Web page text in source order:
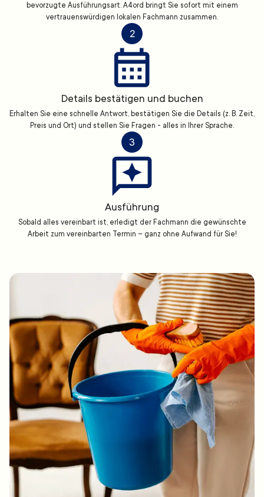
bevorzugte Ausführungsart. A4ord bringt Sie sofort mit einem
vertrauenswürdigen lokalen Fachmann zusammen.
2
Details bestätigen und buchen
Erhalten Sie eine schnelle Antwort, bestätigen Sie die Details (z. B. Zeit,
Preis und Ort) und stellen Sie Fragen - alles in Ihrer Sprache.
3
Ausführung
Sobald alles vereinbart ist, erledigt der Fachmann die gewünschte
Arbeit zum vereinbarten Termin – ganz ohne Aufwand für Sie!